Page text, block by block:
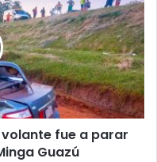
volante fue a parar
Guazú